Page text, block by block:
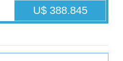
U$ 388.845